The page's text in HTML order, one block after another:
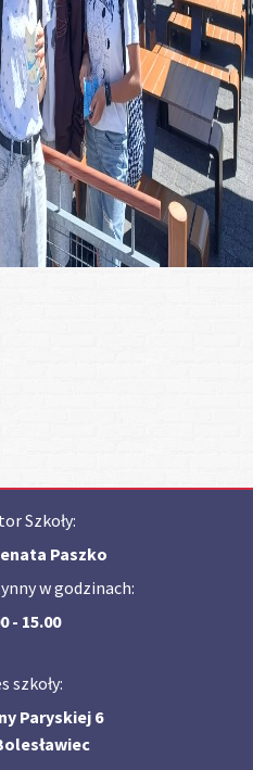
Szkoły:
Paszko
w godzinach:
- 15.00
szkoły:
Paryskiej 6